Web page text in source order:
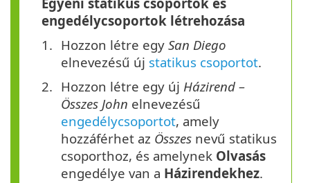
engedélycsoportok létrehozása
Hozzon létre egy San Diego
elnevezésű új statikus csoportot.
Hozzon létre egy új Házirend –
Összes John elnevezésű
engedélycsoportot, amely
hozzáférhet az Összes nevű statikus
csoporthoz, és amelynek Olvasás
engedélye van a Házirendekhez.